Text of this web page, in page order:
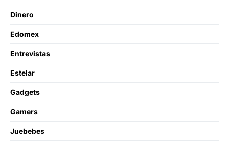
Dinero
Edomex
Entrevistas
Estelar
Gadgets
Gamers
Juebebes